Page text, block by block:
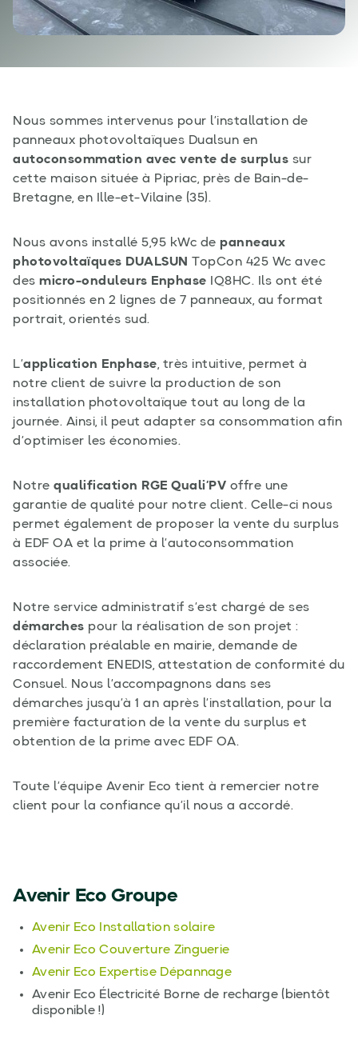
Nous sommes intervenus pour l’installation de
panneaux photovoltaïques Dualsun en
autoconsommation avec vente de surplus sur
cette maison située à Pipriac, près de Bain-de-
Bretagne, en Ille-et-Vilaine (35).
Nous avons installé 5,95 kWc de panneaux
photovoltaïques DUALSUN TopCon 425 Wc avec
des micro-onduleurs Enphase IQ8HC. Ils ont été
positionnés en 2 lignes de 7 panneaux, au format
portrait, orientés sud.
L’application Enphase, très intuitive, permet à
notre client de suivre la production de son
installation photovoltaïque tout au long de la
journée. Ainsi, il peut adapter sa consommation afin
d’optimiser les économies.
Notre qualification RGE Quali’PV offre une
garantie de qualité pour notre client. Celle-ci nous
permet également de proposer la vente du surplus
à EDF OA et la prime à l’autoconsommation
associée.
Notre service administratif s’est chargé de ses
démarches pour la réalisation de son projet :
déclaration préalable en mairie, demande de
raccordement ENEDIS, attestation de conformité du
Consuel. Nous l’accompagnons dans ses
démarches jusqu’à 1 an après l’installation, pour la
première facturation de la vente du surplus et
obtention de la prime avec EDF OA.
Toute l’équipe Avenir Eco tient à remercier notre
client pour la confiance qu’il nous a accordé.
Avenir Eco Groupe
Avenir Eco Installation solaire
Avenir Eco Couverture Zinguerie
Avenir Eco Expertise Dépannage
Avenir Eco Électricité Borne de recharge (bientôt
disponible !)